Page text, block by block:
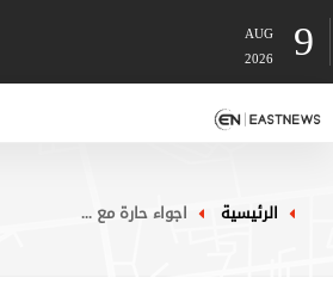
9
AUG
2026
اجواء حارة مع ... الرئيسية